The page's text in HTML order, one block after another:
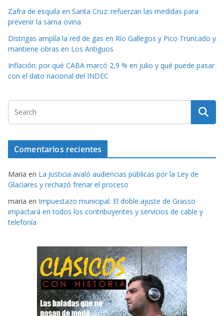
Zafra de esquila en Santa Cruz: refuerzan las medidas para
prevenir la sarna ovina
Distrigas amplía la red de gas en Río Gallegos y Pico Truncado y
mantiene obras en Los Antiguos
Inflación: por qué CABA marcó 2,9 % en julio y qué puede pasar
con el dato nacional del INDEC
Comentarios recientes
Maria en La Justicia avaló audiencias públicas por la Ley de
Glaciares y rechazó frenar el proceso
maria en Impuestazo municipal: El doble ajuste de Grasso
impactará en todos los contribuyentes y servicios de cable y
telefonía